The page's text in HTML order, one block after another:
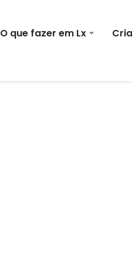
O que fazer em Lx